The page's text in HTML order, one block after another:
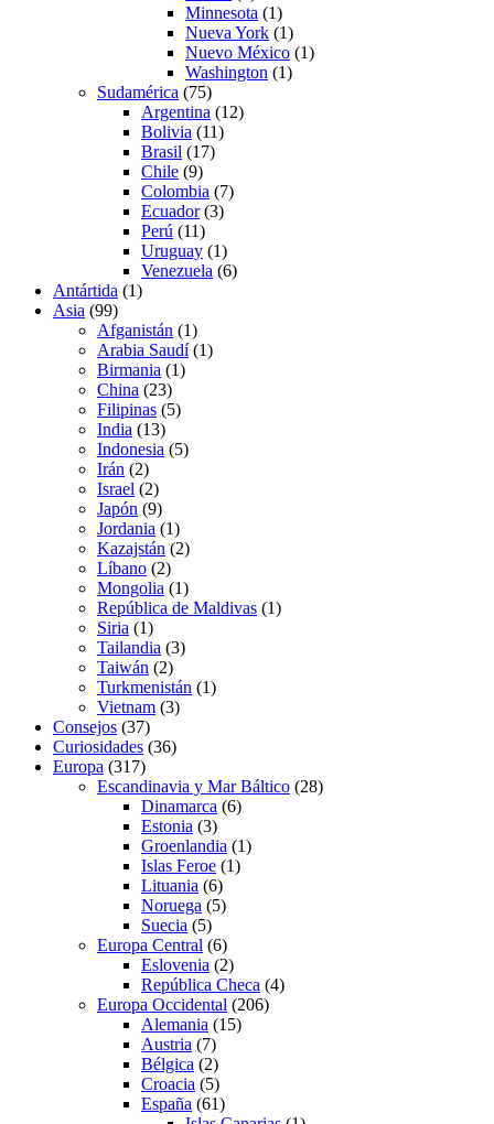
Minnesota (1)
Nueva York (1)
Nuevo México (1)
Washington (1)
Sudamérica (75)
Argentina (12)
Bolivia (11)
Brasil (17)
Chile (9)
Colombia (7)
Ecuador(3)
Perú (11)
Uruguay (1)
Venezuela (6)
Antártida (1)
Asia (99)
Afganistán (1)
Arabia Saudí(1)
Birmania (1)
China (23)
Filipinas (5)
India (13)
Indonesia (5)
Irán (2)
Israel (2)
Japón (9)
Jordania (1)
Kazajstán (2)
Líbano (2)
Mongolia (1)
República de Maldivas (1)
Siria (1)
Tailandia (3)
Taiwán (2)
Turkmenistán (1)
Vietnam (3)
Consejos (37)
Curiosidades (36)
Europa (317)
Escandinavia y Mar Báltico (28)
Dinamarca (6)
Estonia (3)
Groenlandia (1)
Islas Feroe (1)
Lituania (6)
Noruega (5)
Suecia (5)
Europa Central (6)
Eslovenia (2)
República Checa (4)
Europa Occidental (206)
Alemania (15)
Austria (7)
Bélgica (2)
Croacia (5)
España (61)